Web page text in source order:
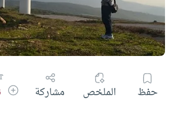
حفظ الملخص مشاركة